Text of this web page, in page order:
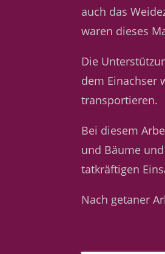
auch das
waren dieses
Die
dem Einachser
transportieren.
Bei diesem
und Bäume
tatkräftigen
Nach getaner